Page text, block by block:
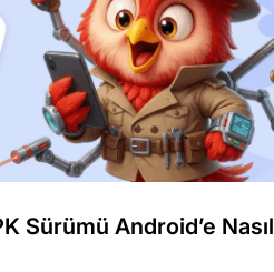
Sürümü Android’e Nasıl